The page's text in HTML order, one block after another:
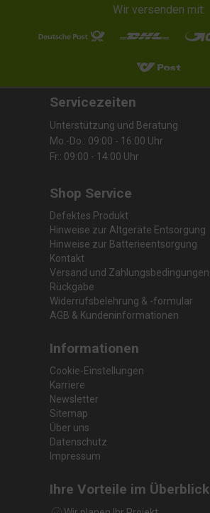
Wir versenden mit:
Servicezeiten
Unterstützung und Beratung
Mo.-Do.: 09:00 - 16:00 Uhr
Fr.: 09:00 - 14:00 Uhr
Shop Service
Defektes Produkt
Hinweise zur Altgeräte Entsorgung
Hinweise zur Batterieentsorgung
Kontakt
Versand und Zahlungsbedingungen
Rückgabe
Widerrufsbelehrung & -formular
AGB & Kundeninformationen
Informationen
Cookie-Einstellungen
Karriere
Newsletter
Sitemap
Über uns
Datenschutz
Impressum
Ihre Vorteile im Überblick